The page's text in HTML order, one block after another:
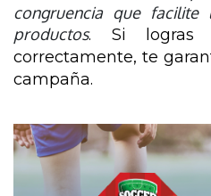
congruencia que
productos. Si logras
correctamente, te
campaña.